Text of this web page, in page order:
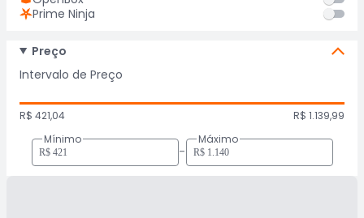
Prime Ninja
Preço
Intervalo de Preço
R$ 421,04
R$ 1.139,99
Mínimo
-
Máximo